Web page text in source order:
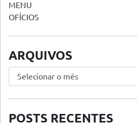
MENU
OFÍCIOS
ARQUIVOS
Arquivos
POSTS RECENTES